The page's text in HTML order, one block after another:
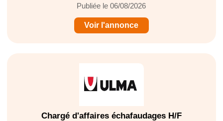
Publiée le 06/08/2026
Voir l'annonce
Chargé d'affaires échafaudages H/F